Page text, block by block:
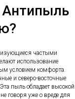
Антипыль
частыми
использование
условием комфорта.
и северо-восточные
пыль обладает высокой
говоря уже о вреде для